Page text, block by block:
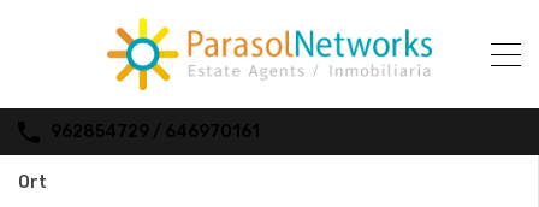
962854729 / 646970161
Ort